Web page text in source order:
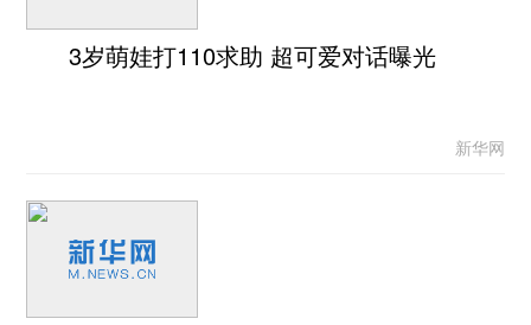
3岁萌娃打110求助 超可爱对话曝光
新华网